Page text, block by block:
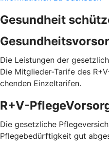
Gesundheit
Die Leistungen der
Die Mitglieder-Tarife des
chenden Einzel­tarifen.
R+V-
Die gesetzliche
Pflegebedürftigkeit gut